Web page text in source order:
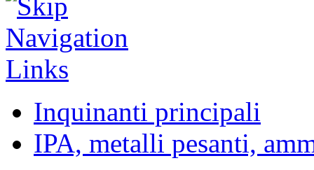
Inquinanti principali
IPA, metalli pesanti,